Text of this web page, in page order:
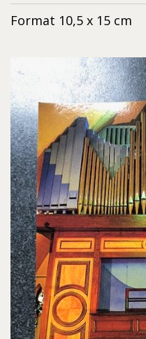
Format 10,5 x 15 cm